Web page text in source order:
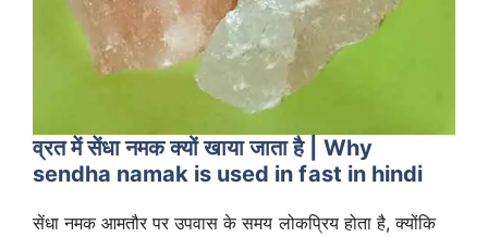
व्रत में सेंधा नमक क्यों खाया जाता है | Why
sendha namak is used in fast in hindi
सेंधा नमक आमतौर पर उपवास के समय लोकप्रिय होता है, क्योंकि